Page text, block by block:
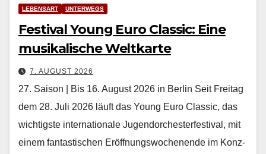
LEBENSART UNTERWEGS
Festival Young Euro Classic: Eine
musikalische Weltkarte
7. AUGUST 2026
27. Saison | Bis 16. August 2026 in Berlin Seit Fre­itag
dem 28. Juli 2026 läuft das Young Euro Clas­sic, das
wichtig­ste inter­na­tionale Ju­gendorchesterfestival, mit
einem fan­tastis­chen Eröff­nungswoch­enende im Konz­